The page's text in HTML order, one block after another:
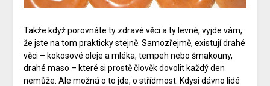
Takže když porovnáte ty zdravé věci a ty levné, vyjde vám,
že jste na tom prakticky stejně. Samozřejmě, existují drahé
věci – kokosové oleje a mléka, tempeh nebo šmakouny,
drahé maso – které si prostě člověk dovolit každý den
nemůže. Ale možná o to jde, o střídmost. Kdysi dávno lidé